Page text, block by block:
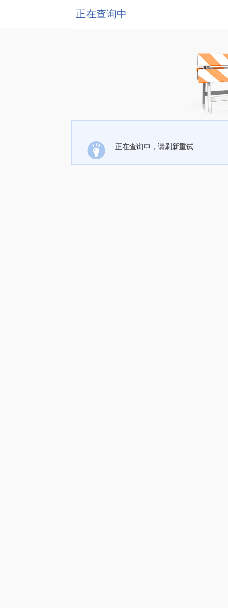
正在查询中
正在查询中，请刷新重试